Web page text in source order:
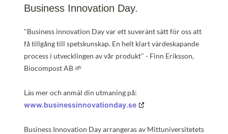
Business Innovation Day.
"Business innovation Day var ett suveränt sätt för oss att
få tillgång till spetskunskap. En helt klart värdeskapande
process i utvecklingen av vår produkt" - Finn Eriksson,
Biocompost AB 🌱
www.businessinnovationday.se
Business Innovation Day arrangeras av Mittuniversitetets